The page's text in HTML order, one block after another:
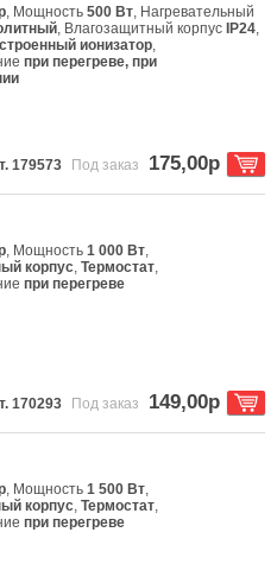
, Мощность500 Вт, Нагревательный
, Влагозащитный корпус IP24,
ионизатор,
при перегреве, при
179573 Под заказ 175,00р
, Мощность1 000 Вт,
корпус,Термостат,
при перегреве
170293 Под заказ 149,00р
, Мощность1 500 Вт,
корпус,Термостат,
при перегреве